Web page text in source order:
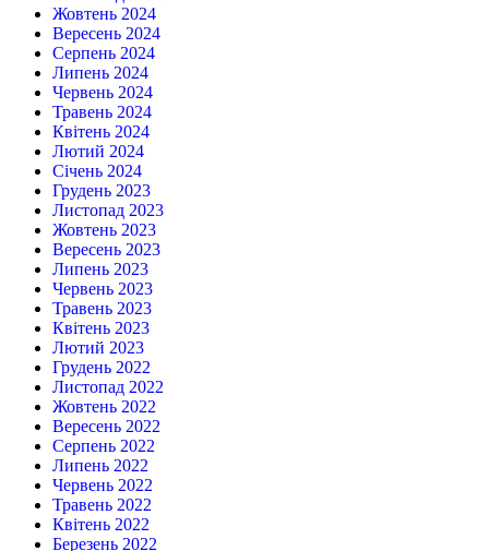
Жовтень 2024
Вересень 2024
Серпень 2024
Липень 2024
Червень 2024
Травень 2024
Квітень 2024
Лютий 2024
Січень 2024
Грудень 2023
Листопад 2023
Жовтень 2023
Вересень 2023
Липень 2023
Червень 2023
Травень 2023
Квітень 2023
Лютий 2023
Грудень 2022
Листопад 2022
Жовтень 2022
Вересень 2022
Серпень 2022
Липень 2022
Червень 2022
Травень 2022
Квітень 2022
Березень 2022